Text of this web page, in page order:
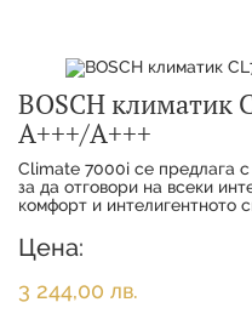
BOSCH климатик
А+++/А+++
Climate 7000i се предлага
за да отговори на всеки
комфорт и интелигентното
Цена:
3 244,00 лв.